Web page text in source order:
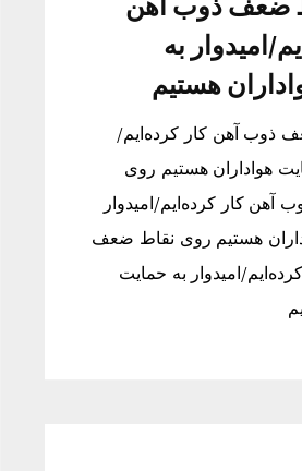
امیدوار به
هستیم
ذوب آهن کار کرده‌ایم/
هواداران هستیم روی
کار کرده‌ایم/امیدوار
هستیم روی نقاط ضعف
امیدوار به حمایت